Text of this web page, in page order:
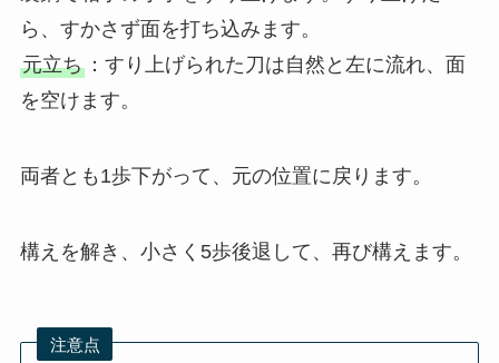
ら、すかさず面を打ち込みます。
元立ち：すり上げられた刀は自然と左に流れ、面
を空けます。
両者とも1歩下がって、元の位置に戻ります。
構えを解き、小さく5歩後退して、再び構えます。
注意点